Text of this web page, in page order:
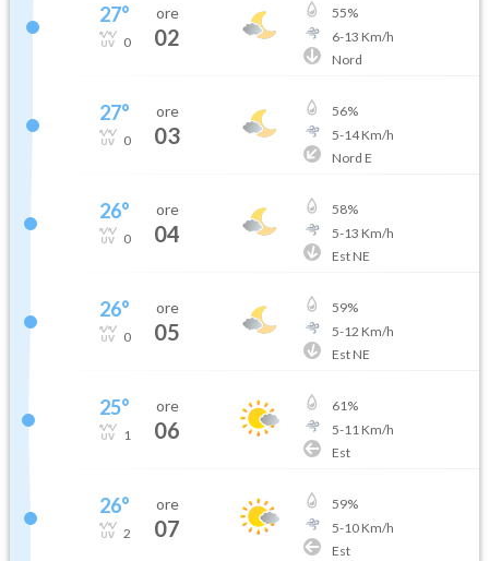
27°
0
ore
02
55%
6-13 Km/h
Nord
27°
0
ore
03
56%
5-14Km/h
Nord E
26°
0
ore
04
58%
5-13 Km/h
Est NE
26°
0
ore
05
59%
5-12 Km/h
Est NE
25°
1
ore
06
61%
5-11 Km/h
Est
26°
2
ore
07
59%
5-10Km/h
Est